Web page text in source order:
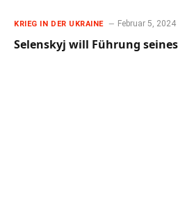
KRIEG IN DER UKRAINE Februar 5, 2024
Selenskyj will Führung